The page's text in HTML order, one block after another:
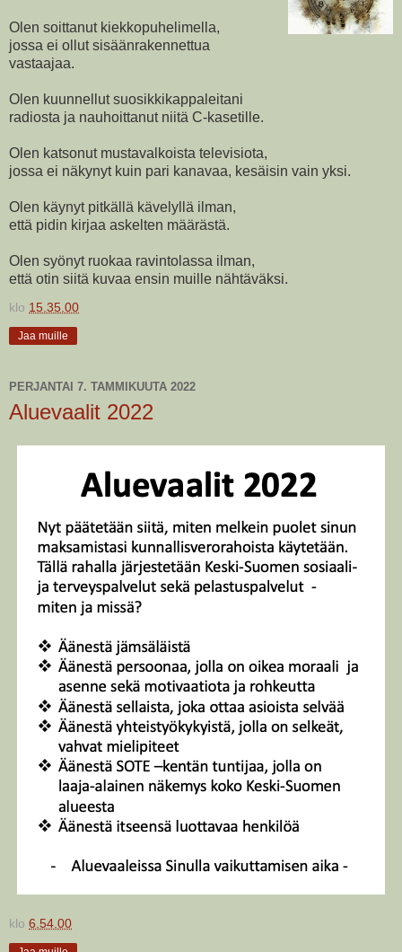
Olen soittanut kiekkopuhelimella,
jossa ei ollut sisäänrakennettua
vastaajaa.
Olen kuunnellut suosikkikappaleitani
radiosta ja nauhoittanut niitä C-kasetille.
Olen katsonut mustavalkoista televisiota,
jossa ei näkynyt kuin pari kanavaa, kesäisin vain yksi.
Olen käynyt pitkällä kävelyllä ilman,
että pidin kirjaa askelten määrästä.
Olen syönyt ruokaa ravintolassa ilman,
että otin siitä kuvaa ensin muille nähtäväksi.
klo 15.35.00
Jaa muille
PERJANTAI 7. TAMMIKUUTA 2022
Aluevaalit 2022
klo 6.54.00